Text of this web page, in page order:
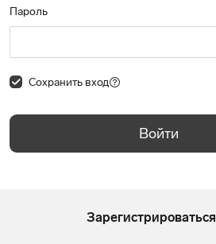
Пароль
Сохранить вход
Войти
Зарегистрироваться